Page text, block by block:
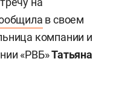
в своем
компании и
«РВБ»Татьяна